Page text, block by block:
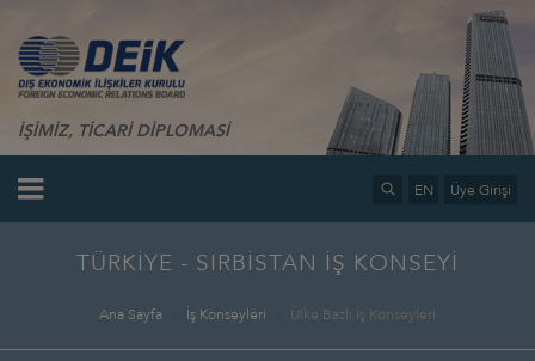
İŞİMİZ, TİCARİ DİPLOMASİ
EN Üye Girişi
TÜRKİYE - SIRBİSTAN İŞ KONSEYİ
Ana Sayfa İş Konseyleri Ülke Bazlı İş Konseyleri